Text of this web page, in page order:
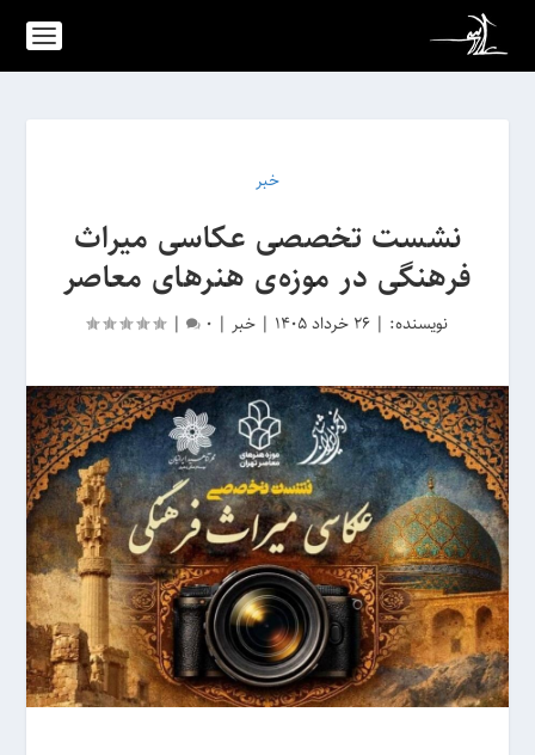
خبر
نشست‌ تخصصی عکاسی میراث
فرهنگی در موزه‌ی هنرهای معاصر
نویسنده: |26 خرداد 1405 |خبر |
0
|